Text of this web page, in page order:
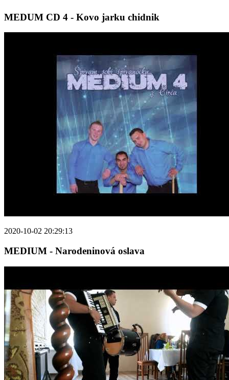
MEDUM CD 4 - Kovo jarku chidnik
2020-10-02 20:29:13
MEDIUM - Narodeninová oslava